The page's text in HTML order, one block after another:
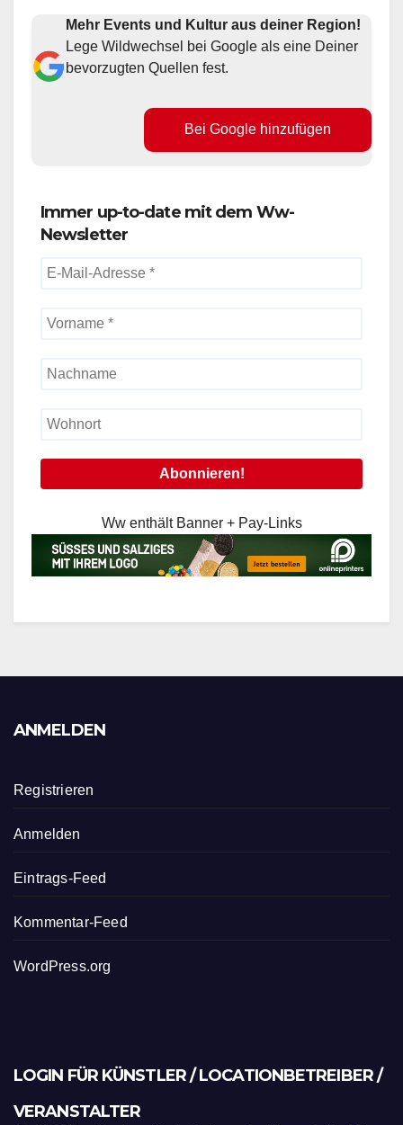
Mehr Events und Kultur aus deiner Region!
Lege Wildwechsel bei Google als eine Deiner
bevorzugten Quellen fest.
Bei Google hinzufügen
Immer up-to-date mit dem Ww-
Newsletter
Ww enthält Banner + Pay-Links
ANMELDEN
Registrieren
Anmelden
Eintrags-Feed
Kommentar-Feed
WordPress.org
LOGIN FÜR KÜNSTLER / LOCATIONBETREIBER /
VERANSTALTER